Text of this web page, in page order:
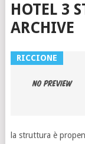
HOTEL 3
ARCHIVE
RICCIONE
la struttura è